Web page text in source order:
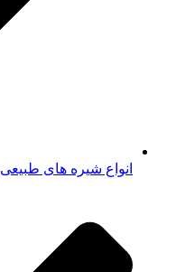
انواع شیره های طبیعی